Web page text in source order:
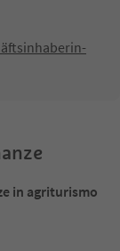
in agriturismo